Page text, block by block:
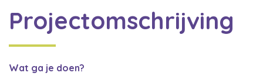
Projectomschrijving
Wat ga je doen?